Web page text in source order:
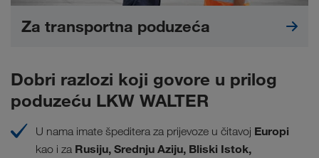
Za transportna poduzeća
Dobri razlozi koji govore u prilog
poduzeću LKW WALTER
U nama imate špeditera za prijevoze u čitavoj Europi
kao i za Rusiju, Srednju Aziju, Bliski Istok,